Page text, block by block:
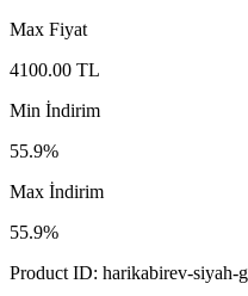
Max Fiyat
4100.00 TL
Min İndirim
55.9%
Max İndirim
55.9%
Product ID: harikabirev-siyah-